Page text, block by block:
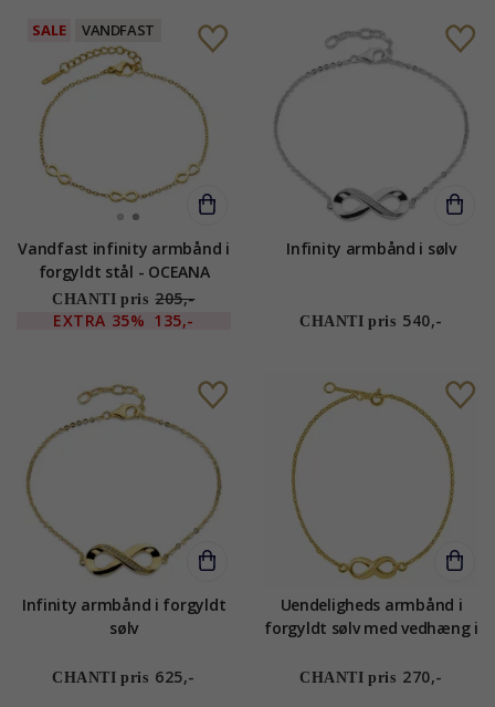
SALE VANDFAST
Vandfast infinity armbånd i
forgyldt stål - OCEANA
CHANTI pris 205,-
EXTRA 35% 135,-
Infinity armbånd i sølv
CHANTI pris 540,-
Infinity armbånd i forgyldt
sølv
CHANTI pris 625,-
Uendeligheds armbånd i
forgyldt sølv med vedhæng i
CHANTI pris 270,-